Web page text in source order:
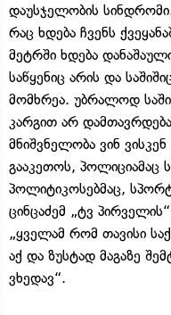
დაუსჯელობის
რაც ხდება ჩვენს
მეტრში ხდება
საწყენიც არის და
მომხრეა. უბრალოდ
კარგით არ
მნიშვნელობა ვინ
გააკეთოს, პოლიციამაც
პოლიტიკოსებმაც,
ცინცაძემ „ტვ
„ყველამ რომ თავისი
აქ და ზუსტად მაგაზე
ვხედავ“.